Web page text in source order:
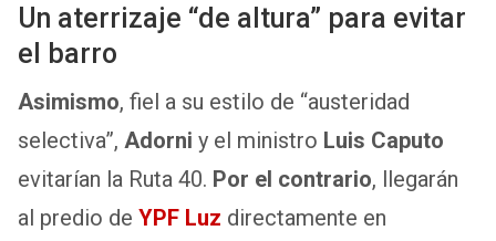
Un aterrizaje “de altura” para evitar
el barro
Asimismo, fiel a su estilo de “austeridad
selectiva”, Adorni y el ministro Luis Caputo
evitarían la Ruta 40. Por el contrario, llegarán
al predio de YPF Luz directamente en